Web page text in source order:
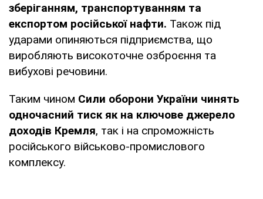
зберіганням, транспортуванням та
експортом російської нафти. Також під
ударами опиняються підприємства, що
виробляють високоточне озброєння та
вибухові речовини.
Таким чином Сили оборони України чинять
одночасний тиск як на ключове джерело
доходів Кремля, так і на спроможність
російського військово-промислового
комплексу.